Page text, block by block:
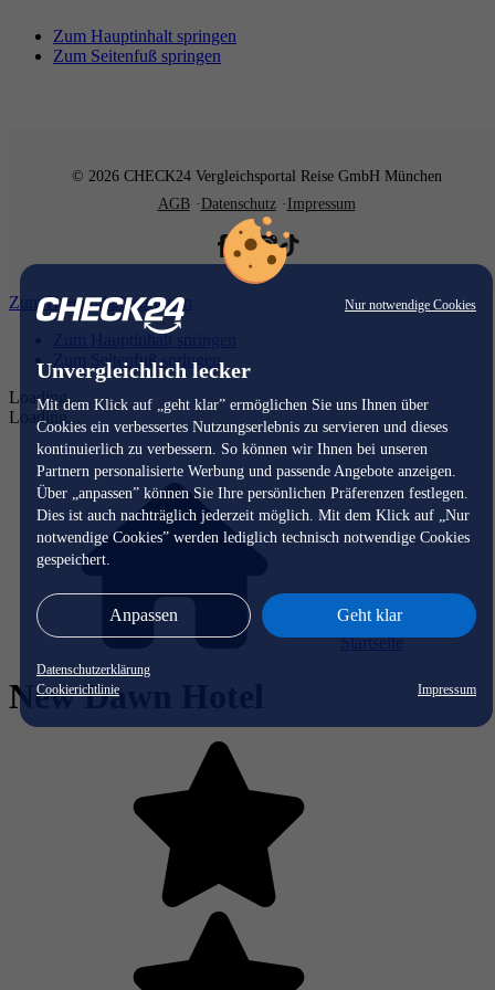
Nur notwendige Cookies
Unvergleichlich lecker
Mit dem Klick auf „geht klar” ermöglichen Sie uns Ihnen über
Cookies ein verbessertes Nutzungserlebnis zu servieren und dieses
kontinuierlich zu verbessern. So können wir Ihnen bei unseren
Partnern personalisierte Werbung und passende Angebote anzeigen.
Über „anpassen” können Sie Ihre persönlichen Präferenzen festlegen.
Dies ist auch nachträglich jederzeit möglich. Mit dem Klick auf „Nur
notwendige Cookies” werden lediglich technisch notwendige Cookies
gespeichert.
Anpassen Geht klar
Datenschutzerklärung
Cookierichtlinie
Impressum
Zum Hauptinhalt springen
Zum Seitenfuß springen
© 2026 CHECK24 Vergleichsportal Reise GmbH München
AGB
Datenschutz Impressum
Zum Hauptinhalt springen
Zum Hauptinhalt springen
Zum Seitenfuß springen
Loading...
Loading...
Startseite
New Dawn Hotel